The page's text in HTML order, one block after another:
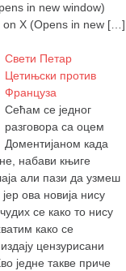
in new window)
X (Opens in new […]
Свети Петар
Цетињски против
Француза
Сећам се једног
разговора са оцем
Доментијаном када
набави књиге
али пази да узмеш
ова новија нису
се како то нису
како се
цензурисани
једне такве приче